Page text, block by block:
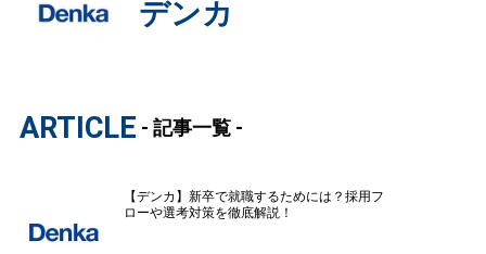
デンカ
ARTICLE - 記事一覧 -
【デンカ】新卒で就職するためには？採用フ
ローや選考対策を徹底解説！